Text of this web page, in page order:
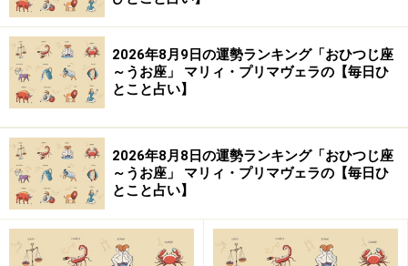
2026年8月9日の運勢ランキング「おひつじ座
～うお座」 マリィ・プリマヴェラの【毎日ひ
とこと占い】
2026年8月8日の運勢ランキング「おひつじ座
～うお座」 マリィ・プリマヴェラの【毎日ひ
とこと占い】